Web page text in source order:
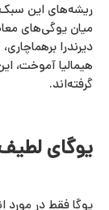
ریشه‌های این سبک
میان یوگی‌های
دیرندرا
هیمالیا آموخت،
گرفته‌اند.
یوگای
یوگا فقط در